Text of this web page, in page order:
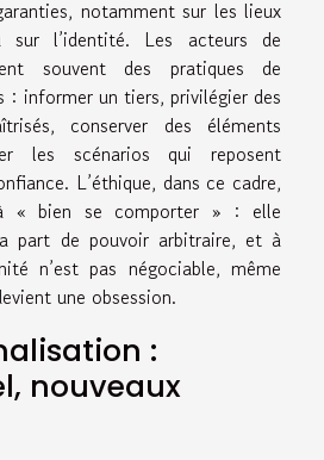
notamment sur les lieux
sur l’identité. Les acteurs de
souvent des pratiques de
: informer un tiers, privilégier des
conserver des éléments
les scénarios qui reposent
L’éthique, dans ce cadre,
« bien se comporter » : elle
part de pouvoir arbitraire, et à
n’est pas négociable, même
une obsession.
:
nouveaux